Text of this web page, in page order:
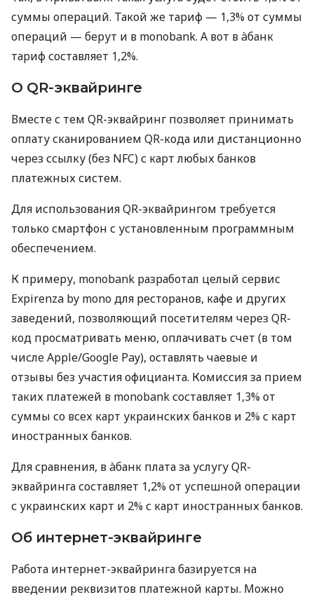
суммы операций. Такой же тариф — 1,3% от суммы
операций — берут и в monobank. А вот в àбанк
тариф составляет 1,2%.
О QR-эквайринге
Вместе с тем QR-эквайринг позволяет принимать
оплату сканированием QR-кода или дистанционно
через ссылку (без NFC) с карт любых банков
платежных систем.
Для использования QR-эквайрингом требуется
только смартфон с установленным программным
обеспечением.
К примеру, monobank разработал целый сервис
Expirenza by mono для ресторанов, кафе и других
заведений, позволяющий посетителям через QR-
код просматривать меню, оплачивать счет (в том
числе Apple/Google Pay), оставлять чаевые и
отзывы без участия официанта. Комиссия за прием
таких платежей в monobank составляет 1,3% от
суммы со всех карт украинских банков и 2% с карт
иностранных банков.
Для сравнения, в àбанк плата за услугу QR-
эквайринга составляет 1,2% от успешной операции
с украинских карт и 2% с карт иностранных банков.
Об интернет-эквайринге
Работа интернет-эквайринга базируется на
введении реквизитов платежной карты. Можно